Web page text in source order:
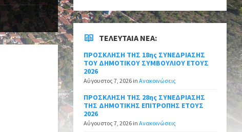
ΤΕΛΕΥΤΑΊΑ ΝΈΑ:
ΠΡΟΣΚΛΗΣΗ ΤΗΣ 18ης ΣΥΝΕΔΡΙΑΣΗΣ
ΤΟΥ ΔΗΜΟΤΙΚΟΥ ΣΥΜΒΟΥΛΙΟΥ ΕΤΟΥΣ
2026
Αύγουστος 7, 2026 inΑνακοινώσεις
ΠΡΟΣΚΛΗΣΗ ΤΗΣ 28ης ΣΥΝΕΔΡΙΑΣΗΣ
ΤΗΣ ΔΗΜΟΤΙΚΗΣ ΕΠΙΤΡΟΠΗΣ ΕΤΟΥΣ
2026
Αύγουστος 7, 2026 inΑνακοινώσεις